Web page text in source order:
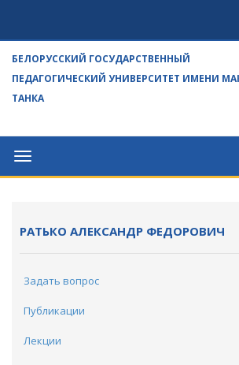
БЕЛОРУССКИЙ ГОСУДАРСТВЕННЫЙ
ПЕДАГОГИЧЕСКИЙ УНИВЕРСИТЕТ ИМЕНИ
ТАНКА
Университет
РАТЬКО АЛЕКСАНДР ФЕДОРОВИЧ
Задать вопрос
Публикации
Лекции